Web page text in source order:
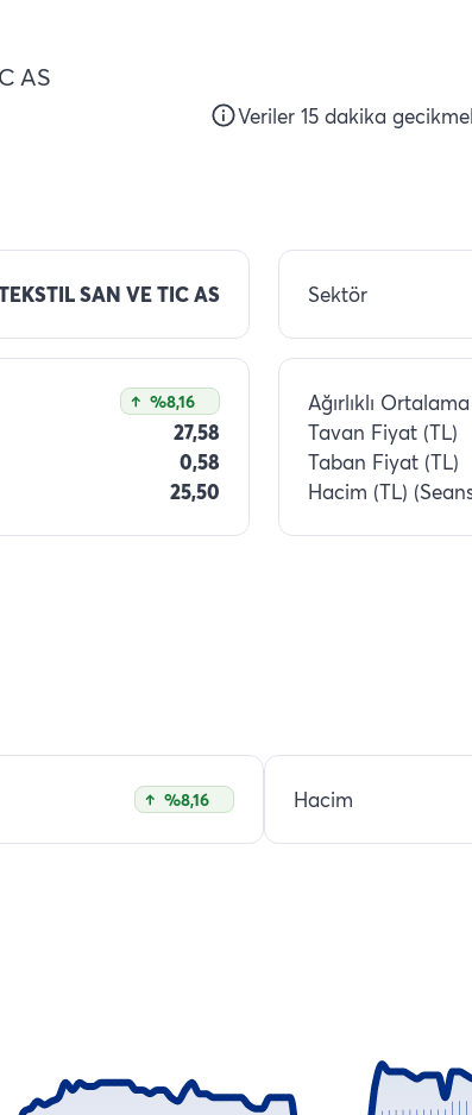
AS
Veriler 15 dakika
SAN VE TIC AS Sektör
%8,16
27,58
0,58
25,50
Ağırlıklı
Tavan Fiyat (TL)
Taban Fiyat (TL)
Hacim (TL)
%8,16 Hacim